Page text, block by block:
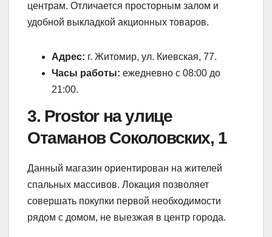
центрам. Отличается просторным залом и
удобной выкладкой акционных товаров.
Адрес: г. Житомир, ул. Киевская, 77.
Часы работы: ежедневно с 08:00 до
21:00.
3. Prostor на улице
Отаманов Соколовских, 1
Данный магазин ориентирован на жителей
спальных массивов. Локация позволяет
совершать покупки первой необходимости
рядом с домом, не выезжая в центр города.